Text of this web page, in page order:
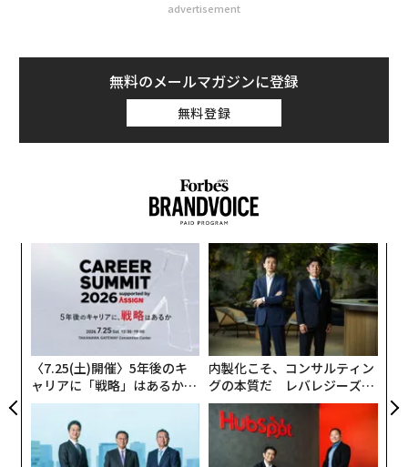
advertisement
無料のメールマガジンに登録
無料登録
〈7.25(土)開催〉5年後のキ
ャリアに「戦略」はあるか。
トップエグゼクティブのキャ
リアに触れる1日│CAREER S
UMMIT 2026
内製化こそ、コンサルティン
グの本質だ レバレジーズが
実践する、次世代ファームの
全貌